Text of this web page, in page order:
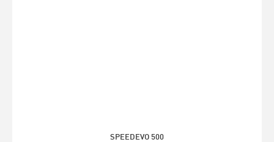
SPEEDEVO 500